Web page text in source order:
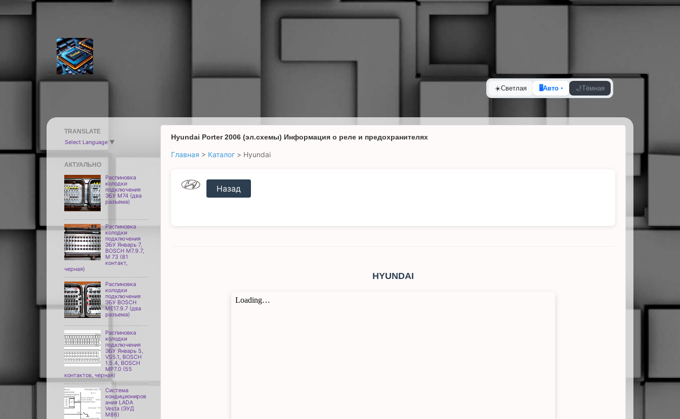
☀️Светлая 🖥️Авто 🌙Тёмная
Hyundai Porter 2006 (эл.схемы) Информация о реле и предохранителях
Главная > Каталог > Hyundai
Назад
HYUNDAI
TRANSLATE
Select Language ▼
АКТУАЛЬНО
Распиновка
колодки
подключения
ЭБУ M74 (два
разъема)
Распиновка
колодки
подключения
ЭБУ Январь 7,
BOSCH M7.9.7,
М 73 (81
контакт,
черная)
Распиновка
колодки
подключения
ЭБУ BOSCH
ME17.9.7 (два
разъема)
Распиновка
колодки
подключения
ЭБУ Январь 5,
VS5.1, BOSCH
1.5.4, BOSCH
MP7.0 (55
контактов, черная)
Система
кондициониров
ания LADA
Vesta (ЭУД
М86)